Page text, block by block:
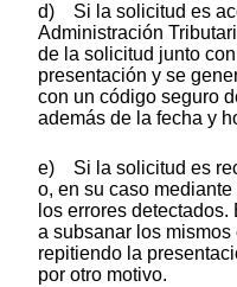
d) Si la solicitud es
Administración
de la solicitud junto
presentación y se
con un código seguro
además de la fecha y
e) Si la solicitud es
o, en su caso
los errores
a subsanar los
repitiendo la
por otro motivo.